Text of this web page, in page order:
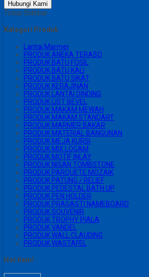
Hubungi Kami
Tutup Sidebar
Kategori Produk
Lantai Marmer
PRODUK ANEKA TERASO
PRODUK BATU FOSIL
PRODUK BATU KALI
PRODUK BATU SIKAT
PRODUK KERAJINAN
PRODUK LANTAI DINDING
PRODUK LIST BEVEL
PRODUK MAKAM MEWAH
PRODUK MAKAM STANDART
PRODUK MARMER BAKAR
PRODUK MATERIAL BANGUNAN
PRODUK MEJA KURSI
PRODUK MIX LOGAM
PRODUK MOTIF INLAY
PRODUK NISAN TOMBSTONE
PRODUK PARQUETE MOZAIK
PRODUK PATUNG / RELIEF
PRODUK PEDESTAL BATH UP
PRODUK PEN HOLDER
PRODUK PRASASTI NAMEBOARD
PRODUK SOUVENIR
PRODUK TROPHY PIALA
PRODUK VANDEL
PRODUK WALL CLAUDING
PRODUK WASTAFEL
Hot Item!